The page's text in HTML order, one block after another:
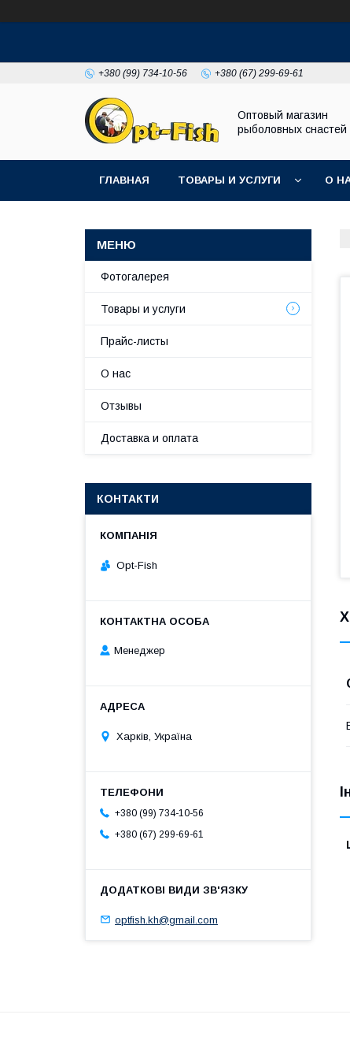
+380 (99) 734-10-56 +380 (67) 299-69-61
Оптовый магазин
рыболовных снастей
ГЛАВНАЯ ТОВАРЫ И УСЛУГИ О
Фотогалерея
Товары и услуги
Прайс-листы
О нас
Отзывы
Доставка и оплата
КОНТАКТИ
Opt-Fish
Менеджер
Харків, Україна
+380 (99) 734-10-56
+380 (67) 299-69-61
optfish.kh@gmail.com